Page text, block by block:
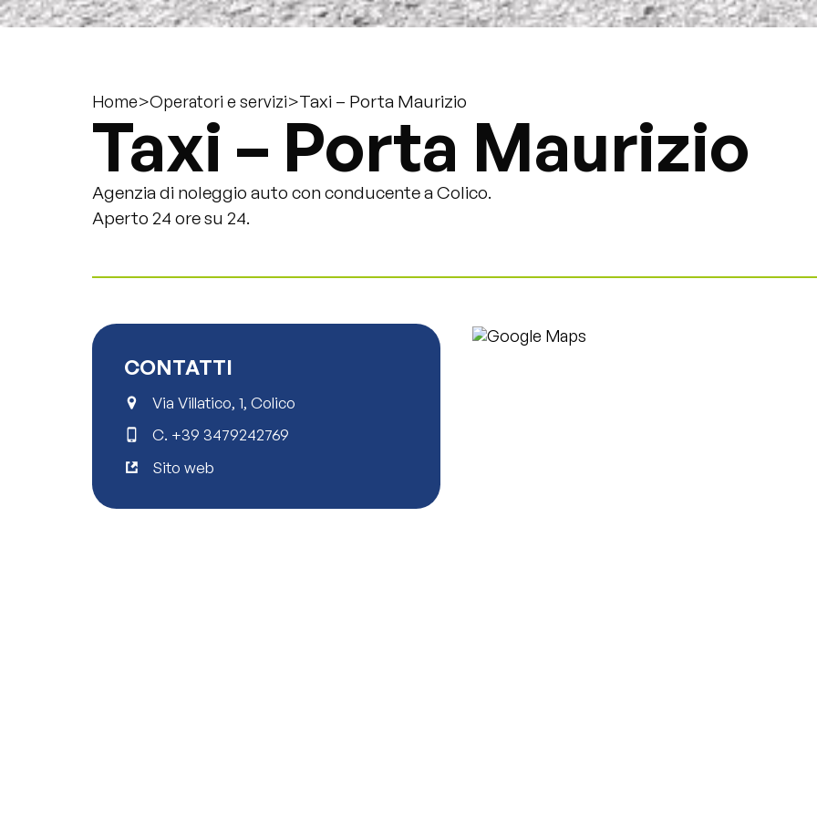
Home>Operatori e servizi>Taxi – Porta Maurizio
Taxi – Porta Maurizio
Agenzia di noleggio auto con conducente a Colico.
Aperto 24 ore su 24.
CONTATTI
Via Villatico, 1, Colico
C. +39 3479242769
Sito web